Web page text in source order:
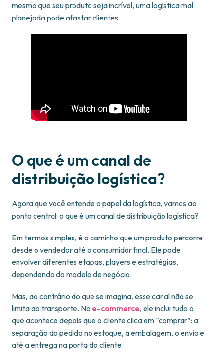
mesmo que seu produto seja incrível, uma logística mal
planejada pode afastar clientes.
O que é um canal de
distribuição logística?
Agora que você entende o papel da logística, vamos ao
ponto central: o que é um canal de distribuição logística?
Em termos simples, é o caminho que um produto percorre
desde o vendedor até o consumidor final. Ele pode
envolver diferentes etapas, players e estratégias,
dependendo do modelo de negócio.
Mas, ao contrário do que se imagina, esse canal não se
limita ao transporte. No e-commerce, ele inclui tudo o
que acontece depois que o cliente clica em “comprar”: a
separação do pedido no estoque, a embalagem, o envio e
até a entrega na porta do cliente.